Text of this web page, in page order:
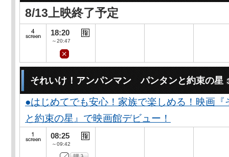
8/13上映終了予定
18:20
～20:47
それいけ！アンパンマン パンタンと約束の星
●はじめてでも安心！家族で楽しめる！映画
と約束の星』で映画館デビュー！
08:25
～09:42